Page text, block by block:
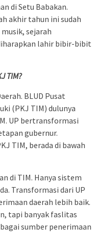
di Setu Babakan.
akhir tahun ini sudah
sejarah
lahir bibir-bibit
TIM?
BLUD Pusat
(PKJ TIM) dulunya
UP bertransformasi
gubernur.
TIM, berada di bawah
di TIM. Hanya sistem
Transformasi dari UP
daerah lebih baik.
tapi banyak faslitas
sumber penerimaan